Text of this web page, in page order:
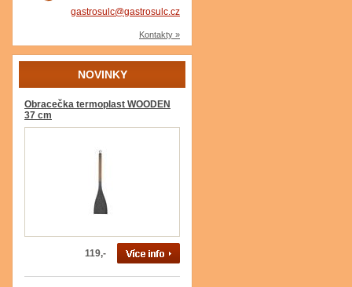
gastrosulc@gastrosulc.cz
Kontakty »
NOVINKY
Obracečka termoplast WOODEN
37 cm
119,-